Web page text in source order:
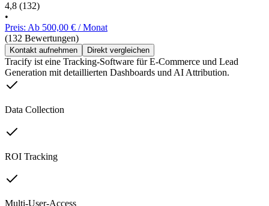
4,8 (132)
•
Preis: Ab 500,00 € / Monat
(132 Bewertungen)
Kontakt aufnehmen Direkt vergleichen
Tracify ist eine Tracking-Software für E-Commerce und Lead
Generation mit detaillierten Dashboards und AI Attribution.
Data Collection
ROI Tracking
Multi-User-Access